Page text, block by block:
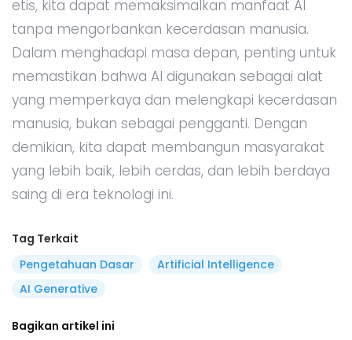
etis, kita dapat memaksimalkan manfaat AI
tanpa mengorbankan kecerdasan manusia.
Dalam menghadapi masa depan, penting untuk
memastikan bahwa AI digunakan sebagai alat
yang memperkaya dan melengkapi kecerdasan
manusia, bukan sebagai pengganti. Dengan
demikian, kita dapat membangun masyarakat
yang lebih baik, lebih cerdas, dan lebih berdaya
saing di era teknologi ini.
Tag Terkait
Pengetahuan Dasar
Artificial Intelligence
AI Generative
Bagikan artikel ini